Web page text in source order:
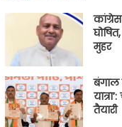
मुहर
बंगाल
तैयारी